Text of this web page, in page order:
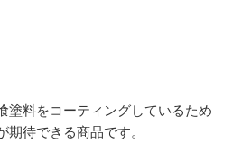
塗料をコーティングしているため
待できる商品です。